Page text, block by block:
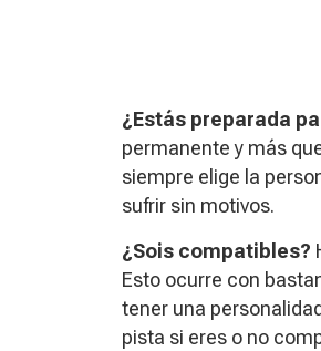
¿Estás preparada
permanente y más
siempre elige la
sufrir sin motivos.
​¿Sois compatibles?
Esto ocurre con
tener una
pista si eres o no